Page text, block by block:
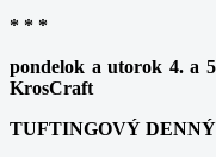
* * *
pondelok a utorok 4. a
KrosCraft
TUFTINGOVÝ